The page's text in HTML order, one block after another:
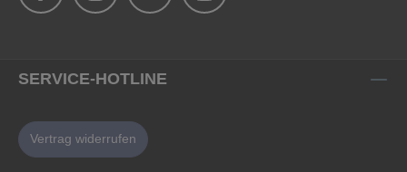
SERVICE-HOTLINE
Vertrag widerrufen